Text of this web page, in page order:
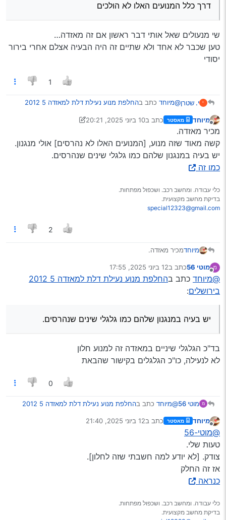
דרך כלל המנועים האלו לא הולכים
שי מנעולים שאל אותי דבר ראשון אם זה מאזדה…
טען שכבר לא אחד ולא שתיים זה היה הבעיה אצלם אחרי בירור
יסודי
1
י י. שטרן@מיוחד כתב ב
החלפת מנוע נעילת דלת למאזדה 5 2012
שי מנעולים שאל אותי דבר ראשון אם זה מאזדה…
מנותק
מיוחד מאסטר כתב ב10 ביוני 2025, 20:21
נערך לאחרונה על ידי מיוחד6 באוק׳ 2025, 20:27
מכיר מאזדה.
קשה מאוד שזה מנוע, [המנועים האלו לא נהרסים] אולי מנגנון.
יש בעיה במנגנון שלהם כמו גלגלי שינים שנהרסים.
כמו זה
כלי עבודה. ומחשב רכב. ושכפול מפתחות.
בדיקת מחשב מקצועית.
special12323@gmail.com
2
מיוחדמכיר מאזדה.
יש בעיה במנגנון שלהם כמו גלגלי שינים שנהרסים.
כמו זה
מוטי 56 כתב ב12 ביוני 2025, 17:55
נערך לאחרונה על ידי
@מיוחד כתב ב
החלפת מנוע נעילת דלת למאזדה 5 2012
בירושלים:
יש בעיה במנגנון שלהם כמו גלגלי שינים שנהרסים.
בד"כ הגלגלי שיניים במאזדה זה למנוע חלון
לא לנעילה, כו"כ הגלגלים בקישור שהבאת
0
מוטי 56 @מיוחד כתב ב
החלפת מנוע נעילת דלת למאזדה 5 2012
בד"כ הגלגלי שיניים במאזדה זה למנוע חלון
מיוחד מאסטר כתב ב12 ביוני 2025, 21:40
נערך לאחרונה על ידי
@מוטי-56
טעות שלי.
צודק. [לא יודע למה חשבתי שזה לחלון].
אז זה החלק
כנראה
כלי עבודה. ומחשב רכב. ושכפול מפתחות.
בדיקת מחשב מקצועית.